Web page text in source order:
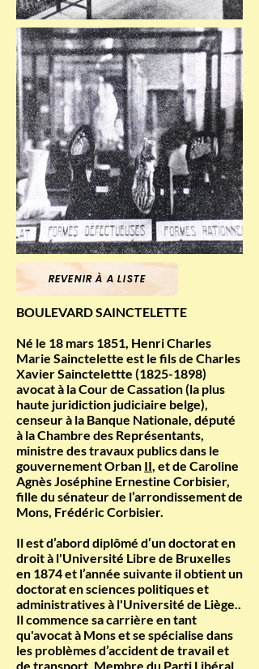
REVENIR À A LISTE
BOULEVARD SAINCTELETTE
Né le 18 mars 1851, Henri Charles
Marie Sainctelette est le fils de Charles
Xavier Sainctelettte (1825-1898)
avocat à la Cour de Cassation (la plus
haute juridiction judiciaire belge),
censeur à la Banque Nationale, député
à la Chambre des Représentants,
ministre des travaux publics dans le
gouvernement Orban II, et de Caroline
Agnès Joséphine Ernestine Corbisier,
fille du sénateur de l’arrondissement de
Mons, Frédéric Corbisier.
Il est d’abord diplômé d’un doctorat en
droit à l'Université Libre de Bruxelles
en 1874 et l’année suivante il obtient un
doctorat en sciences politiques et
administratives à l'Université de Liège..
Il commence sa carrière en tant
qu'avocat à Mons et se spécialise dans
les problèmes d’accident de travail et
de transport. Membre du Parti Libéral